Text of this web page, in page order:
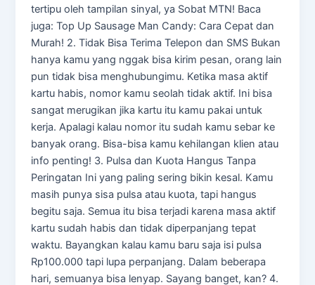
tertipu oleh tampilan sinyal, ya Sobat MTN! Baca
juga: Top Up Sausage Man Candy: Cara Cepat dan
Murah! 2. Tidak Bisa Terima Telepon dan SMS Bukan
hanya kamu yang nggak bisa kirim pesan, orang lain
pun tidak bisa menghubungimu. Ketika masa aktif
kartu habis, nomor kamu seolah tidak aktif. Ini bisa
sangat merugikan jika kartu itu kamu pakai untuk
kerja. Apalagi kalau nomor itu sudah kamu sebar ke
banyak orang. Bisa-bisa kamu kehilangan klien atau
info penting! 3. Pulsa dan Kuota Hangus Tanpa
Peringatan Ini yang paling sering bikin kesal. Kamu
masih punya sisa pulsa atau kuota, tapi hangus
begitu saja. Semua itu bisa terjadi karena masa aktif
kartu sudah habis dan tidak diperpanjang tepat
waktu. Bayangkan kalau kamu baru saja isi pulsa
Rp100.000 tapi lupa perpanjang. Dalam beberapa
hari, semuanya bisa lenyap. Sayang banget, kan? 4.